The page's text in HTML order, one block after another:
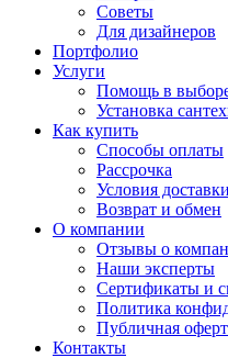
Советы
Для дизайнеров
Портфолио
Услуги
Помощь в
Установка
Как купить
Способы оплаты
Рассрочка
Условия доставки
Возврат и обмен
О компании
Отзывы о
Наши эксперты
Сертификаты и
Политика
Публичная
Контакты